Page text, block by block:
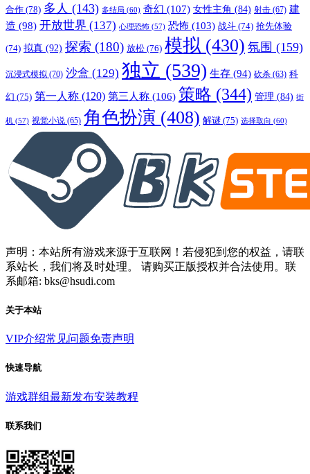
合作 (78) 多人 (143) 多结局 (60) 奇幻 (107) 女性主角 (84) 射击 (67) 建
造 (98) 开放世界 (137) 心理恐怖 (57) 恐怖 (103) 战斗 (74) 抢先体验
(74) 拟真 (92) 探索 (180) 放松 (76) 模拟 (430) 氛围 (159)
沉浸式模拟 (70) 沙盒 (129) 独立 (539) 生存 (94) 砍杀 (63) 科
幻 (75) 第一人称 (120) 第三人称 (106) 策略 (344) 管理 (84) 街
机 (57) 视觉小说 (65) 角色扮演 (408) 解谜 (75) 选择取向 (60)
声明：本站所有游戏来源于互联网！若侵犯到您的权益，请联
系站长，我们将及时处理。 请购买正版授权并合法使用。联
系邮箱: bks@hsudi.com
关于本站
VIP介绍常见问题免责声明
快速导航
游戏群组最新发布安装教程
联系我们